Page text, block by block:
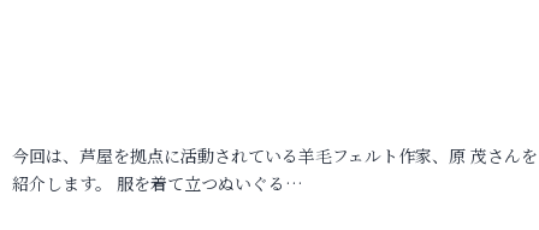
今回は、芦屋を拠点に活動されている羊毛フェルト作家、原 茂さん
紹介します。 服を着て立つぬいぐる…